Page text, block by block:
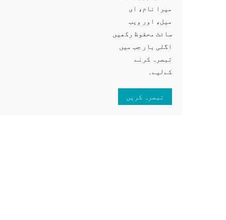
میرا نام، ای
میل، اور ویب
سائٹ محفوظ رکھیں
اگلی بار جب میں
تبصرہ کرنے
کےلیے۔